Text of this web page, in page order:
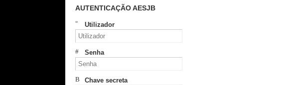
AUTENTICAÇÃO AESJB
Utilizador
Senha
Chave secreta